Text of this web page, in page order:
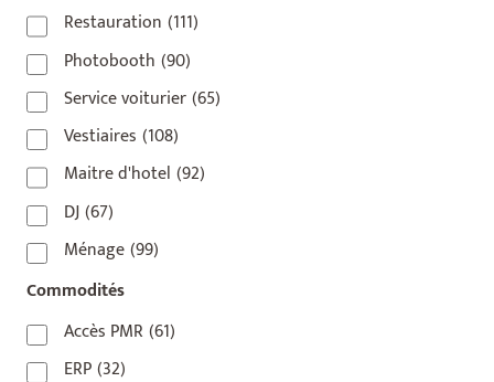
75015 (3)
75016(14)
75017(2)
75018(7)
75019(4)
75020
92110(1)
92800(1)
93
(1)
93 420(1)
Restauration (111)
Photobooth (90)
Service voiturier(65)
Vestiaires (108)
Maitre d'hotel (92)
DJ(67)
Ménage(99)
Commodités
Accès PMR (61)
ERP(32)